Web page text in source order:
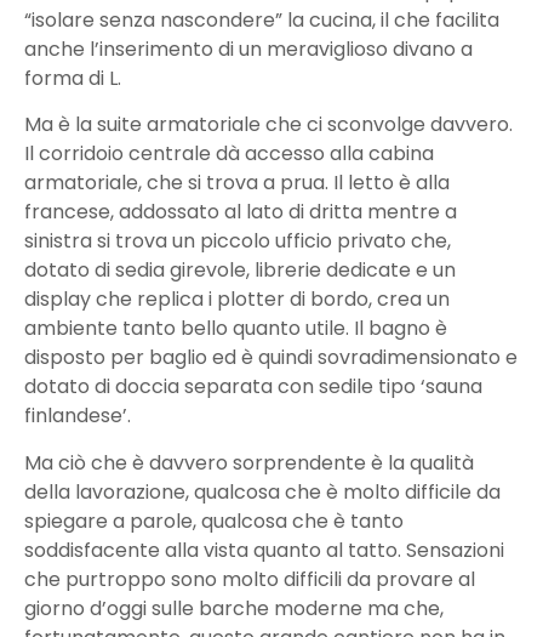
“isolare senza nascondere” la cucina, il che facilita
anche l’inserimento di un meraviglioso divano a
forma di L.
Ma è la suite armatoriale che ci sconvolge davvero.
Il corridoio centrale dà accesso alla cabina
armatoriale, che si trova a prua. Il letto è alla
francese, addossato al lato di dritta mentre a
sinistra si trova un piccolo ufficio privato che,
dotato di sedia girevole, librerie dedicate e un
display che replica i plotter di bordo, crea un
ambiente tanto bello quanto utile. Il bagno è
disposto per baglio ed è quindi sovradimensionato e
dotato di doccia separata con sedile tipo ‘sauna
finlandese’.
Ma ciò che è davvero sorprendente è la qualità
della lavorazione, qualcosa che è molto difficile da
spiegare a parole, qualcosa che è tanto
soddisfacente alla vista quanto al tatto. Sensazioni
che purtroppo sono molto difficili da provare al
giorno d’oggi sulle barche moderne ma che,